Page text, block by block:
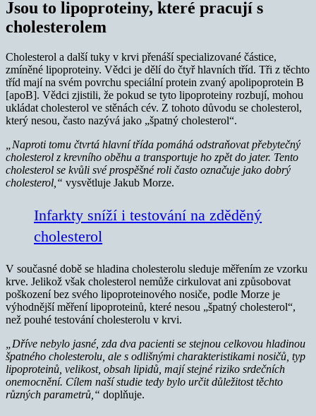
Jsou to lipoproteiny, které pracují s
cholesterolem
Cholesterol a další tuky v krvi přenáší specializované částice,
zmíněné lipoproteiny. Vědci je dělí do čtyř hlavních tříd. Tři z těchto
tříd mají na svém povrchu speciální protein zvaný apolipoprotein B
[apoB]. Vědci zjistili, že pokud se tyto lipoproteiny rozbují, mohou
ukládat cholesterol ve stěnách cév. Z tohoto důvodu se cholesterol,
který nesou, často nazývá jako „špatný cholesterol“.
„Naproti tomu čtvrtá hlavní třída pomáhá odstraňovat přebytečný
cholesterol z krevního oběhu a transportuje ho zpět do jater. Tento
cholesterol se kvůli své prospěšné roli často označuje jako dobrý
cholesterol,“ vysvětluje Jakub Morze.
Infarkty sníží i testování na zděděný
cholesterol
V současné době se hladina cholesterolu sleduje měřením ze vzorku
krve. Jelikož však cholesterol nemůže cirkulovat ani způsobovat
poškození bez svého lipoproteinového nosiče, podle Morze je
výhodnější měření lipoproteinů, které nesou „špatný cholesterol“,
než pouhé testování cholesterolu v krvi.
„Dříve nebylo jasné, zda dva pacienti se stejnou celkovou hladinou
špatného cholesterolu, ale s odlišnými charakteristikami nosičů, typ
lipoproteinů, velikost, obsah lipidů, mají stejné riziko srdečních
onemocnění. Cílem naší studie tedy bylo určit důležitost těchto
různých parametrů,“ doplňuje.